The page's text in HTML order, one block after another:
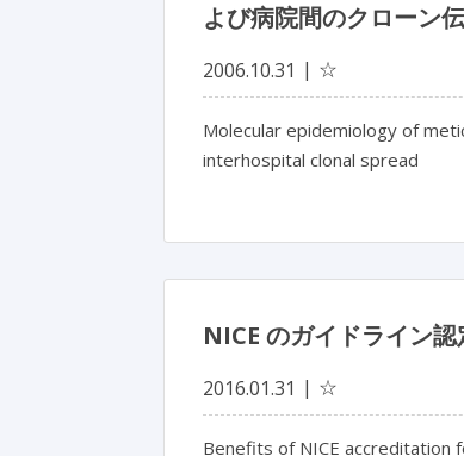
よび病院間のクローン
2006.10.31 ☆
Molecular epidemiology of
interhospital clonal spread
NICE のガイドライン
2016.01.31 ☆
Benefits of NICE accreditation